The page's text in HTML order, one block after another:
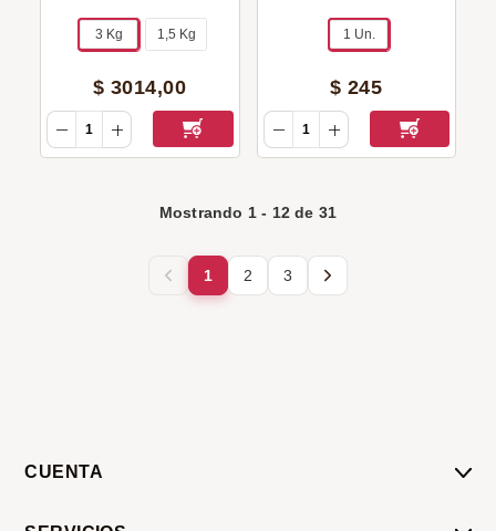
3 Kg 1,5 Kg
$ 3014,00
1 Un.
$ 245
Mostrando 1- 12 de 31
1 2 3
CUENTA